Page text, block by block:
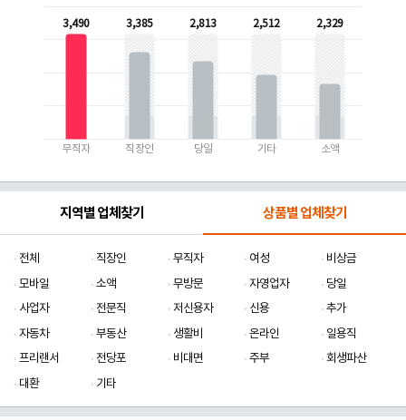
3,490
무직자
3,385
직장인
2,813
당일
2,512
기타
2,329
소액
지역별 업체찾기 상품별 업체찾기
전체 직장인 무직자 여성
비상금
모바일
소액 무방문 자영업자
당일
사업자
전문직 저신용자 신용
추가
자동차
부동산 생활비 온라인
일용직
프리랜서
전당포 비대면 주부
회생파산
대환
기타